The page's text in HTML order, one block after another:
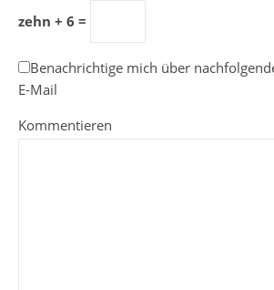
zehn + 6 =
Benachrichtige mich über
E-Mail
Kommentieren